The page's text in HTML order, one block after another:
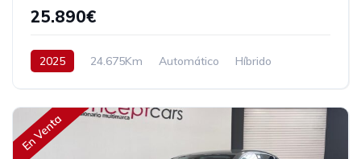
25.890€
2025 24.675Km Automático
Híbrido
En Venta